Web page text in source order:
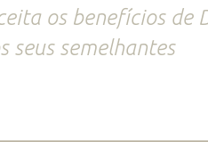
os benefícios de
seus semelhantes